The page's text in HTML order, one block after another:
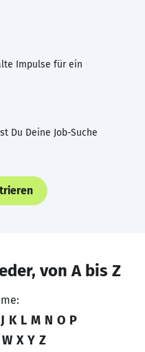
Impulse für ein
Du Deine Job-Suche
von A bis Z
J K L M N O P
W X Y Z